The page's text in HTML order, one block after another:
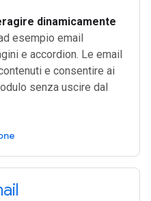
dinamicamente
esempio email
e accordion. Le email
e consentire ai
senza uscire dal